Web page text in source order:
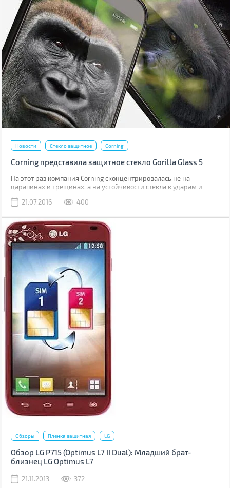
Новости Стекло защитное Corning
Corning представила защитное стекло Gorilla Glass 5
На этот раз компания Corning сконцентрировалась не на
царапинах и трещинах, а на устойчивости стекла к ударам и
21.07.2016
400
Обзоры Пленка защитная LG
Обзор LG P715 (Optimus L7 II Dual): Младший брат-
близнец LG Optimus L7
21.11.2013 372